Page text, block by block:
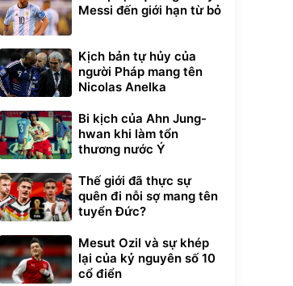
Messi đến giới hạn từ bỏ
Kịch bản tự hủy của
người Pháp mang tên
Nicolas Anelka
Bi kịch của Ahn Jung-
hwan khi làm tổn
thương nước Ý
Thế giới đã thực sự
quên đi nỗi sợ mang tên
tuyển Đức?
Mesut Ozil và sự khép
lại của kỷ nguyên số 10
cổ điển